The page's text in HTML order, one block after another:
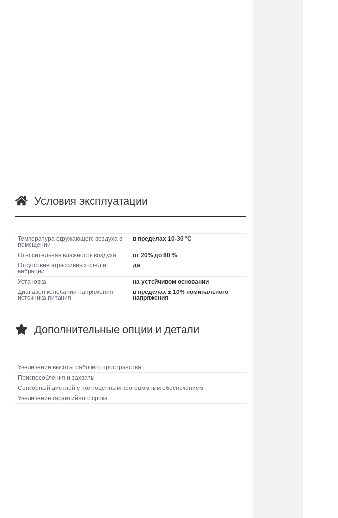
Условия эксплуатации
Температура окружающего воздуха в
помещении
в пределах 10-30 °С
Относительная влажность воздуха
от 20% до 80 %
Отсутствие агрессивных сред и
вибрации
да
Установка
на устойчивом основании
Диапазон колебания напряжения
источника питания
в пределах ± 10% номинального
напряжения
Дополнительные опции и детали
Увеличение высоты рабочего пространства
Приспособления и захваты
Сенсорный дисплей с полноценным программным обеспечением
Увеличение гарантийного срока